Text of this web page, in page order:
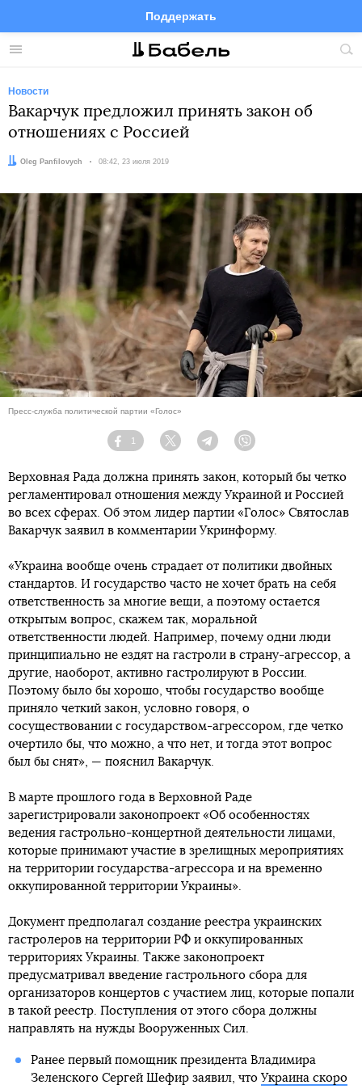
Меню
Поддержать
FacebookTelegramTwitter
Новости
Вакарчук предложил принять закон об
отношениях с Россией
Автор:
Oleg Panfilovych Дата:
08:42, 23 июля 2019
Пресс-служба политической партии «Голос»
Facebook
1
Twitter TelegramViber
Верховная Рада должна принять закон, который бы четко
регламентировал отношения между Украиной и Россией
во всех сферах. Об этом лидер партии «Голос» Святослав
Вакарчук заявил в комментарии Укринформу.
«Украина вообще очень страдает от политики двойных
стандартов. И государство часто не хочет брать на себя
ответственность за многие вещи, а поэтому остается
открытым вопрос, скажем так, моральной
ответственности людей. Например, почему одни люди
принципиально не ездят на гастроли в страну-агрессор, а
другие, наоборот, активно гастролируют в России.
Поэтому было бы хорошо, чтобы государство вообще
приняло четкий закон, условно говоря, о
сосуществовании с государством-агрессором, где четко
очертило бы, что можно, а что нет, и тогда этот вопрос
был бы снят», — пояснил Вакарчук.
В марте прошлого года в Верховной Раде
зарегистрировали законопроект «Об особенностях
ведения гастрольно-концертной деятельности лицами,
которые принимают участие в зрелищных мероприятиях
на территории государства-агрессора и на временно
оккупированной территории Украины».
Документ предполагал создание реестра украинских
гастролеров на территории РФ и оккупированных
территориях Украины. Также законопроект
предусматривал введение гастрольного сбора для
организаторов концертов с участием лиц, которые попали
в такой реестр. Поступления от этого сбора должны
направлять на нужды Вооруженных Сил.
Ранее первый помощник президента Владимира
Зеленского Сергей Шефир заявил, что Украина скоро